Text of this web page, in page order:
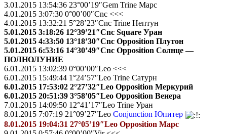
3.01.2015 13:54:36 23°00’19″Gem Trine Марс
4.01.2015 3:07:30 0°00’00″Cnc <<<
4.01.2015 13:32:21 5°28’23″Cnc Trine Нептун
5.01.2015 3:18:26 12°39’21″Cnc Square Уран
5.01.2015 4:33:50 13°18’30″Cnc Opposition Плутон
5.01.2015 6:53:16 14°30’49″Cnc Opposition Солнце —
ПОЛНОЛУНИЕ
6.01.2015 13:02:39 0°00’00″Leo <<<
6.01.2015 15:49:44 1°24’57″Leo Trine Сатурн
6.01.2015 17:53:02 2°27’32″Leo Opposition Меркурий
6.01.2015 20:51:39 3°58’05″Leo Opposition Венера
7.01.2015 14:09:50 12°41’17″Leo Trine Уран
8.01.2015 7:07:19 21°09’27″Leo Conjunction Юпитер
8.01.2015 19:04:31 27°05’19″Leo Opposition Марс